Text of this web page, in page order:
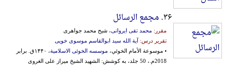
۳۶. مجمع الرسائل
مقرر: محمد تقی ایروانی، شیح محمد جواهری
تقریر درس: آیة الله سید ابوالقاسم موسوی خویی
• موسوعة الأمام الخوئي، موسسه الخوئی الاسلامیة
، ۱۴۴۰ق. برابر
2018م.، 50 جلد، به کوشش: الشهید الشیخ میراز علی الغروی